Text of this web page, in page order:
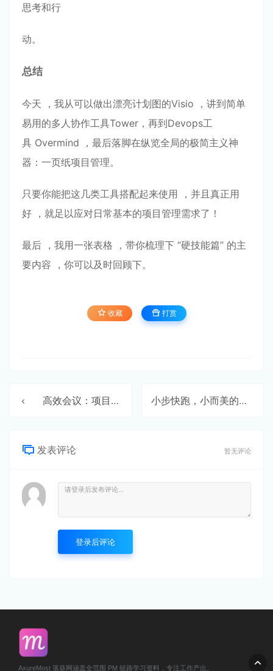
思考和⾏
动。
总结
今天 ，我从可以做出漂亮计划图的Visio ，讲到简单
易⽤的多⼈协作⼯具Tower，再到Devops⼯
具 Overmind ，最后落脚在纵览全局的极简主义神
器：⼀⻚纸项⽬管理。
只要你能把这⼏类⼯具搭配起来使⽤ ，并且真正⽤
好 ，就⾜以应对⽇常基本的项⽬管理需求了！
最后 ，我⽤⼀张表格 ，带你梳理下 “硬技能篇” 的主
要内容 ，你可以及时回顾下。
收藏 打赏
⾼效会议：项⽬中要开好哪些会？ ⼩步快跑，⼩⽽美的敏捷
发表评论 暂无评论
登录后评论
AxureMost 落葵网涵盖全范围 PM 链路学习资料，专注工作产出。